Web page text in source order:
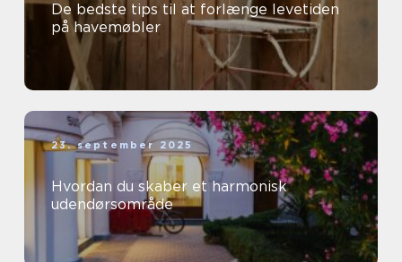
De bedste tips til at forlænge levetiden
på havemøbler
23. september 2025
Hvordan du skaber et harmonisk
udendørsområde